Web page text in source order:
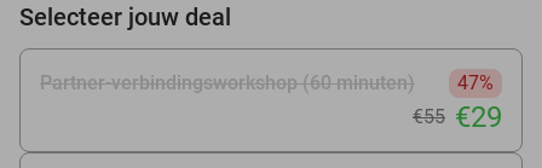
Selecteer jouw deal
Partner-verbindingsworkshop (60 minuten)
47%
€55 €29